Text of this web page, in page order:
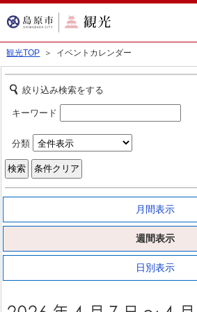
観光TOP ＞ イベントカレンダー
絞り込み検索をする
キーワード
分類
月間表示
週間表示
日別表示